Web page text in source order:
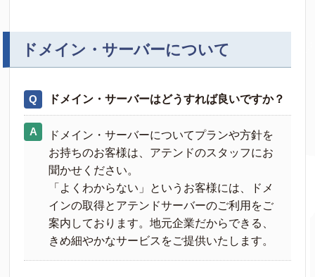
ドメイン・サーバーについて
ドメイン・サーバーはどうすれば良いですか？
ドメイン・サーバーについてプランや方針を
お持ちのお客様は、アテンドのスタッフにお
聞かせください。
「よくわからない」というお客様には、ドメ
インの取得とアテンドサーバーのご利用をご
案内しております。地元企業だからできる、
きめ細やかなサービスをご提供いたします。